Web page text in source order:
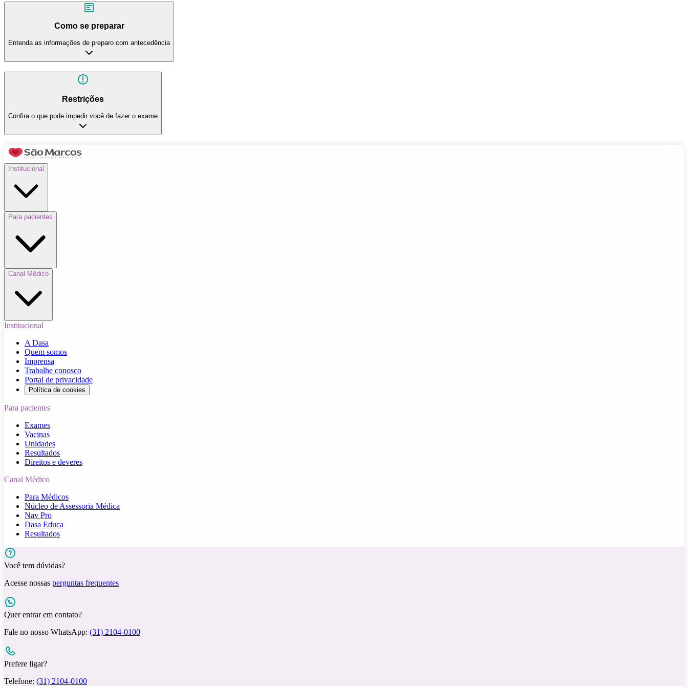
Como se preparar
Entenda as informações de preparo com antecedência
Restrições
Confira o que pode impedir você de fazer o exame
Institucional
Para pacientes
Canal Médico
Institucional
A Dasa
Quem somos
Imprensa
Trabalhe conosco
Portal de privacidade
Política de cookies
Para pacientes
Exames
Vacinas
Unidades
Resultados
Direitos e deveres
Canal Médico
Para Médicos
Núcleo de Assessoria Médica
Nav Pro
Dasa Educa
Resultados
Você tem dúvidas?
Acesse nossas perguntas frequentes
Quer entrar em contato?
Fale no nosso WhatsApp: (31) 2104-0100
Prefere ligar?
Telefone: (31) 2104-0100